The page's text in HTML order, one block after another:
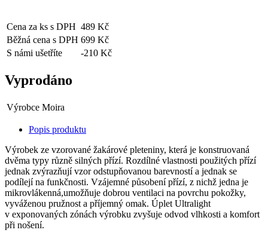
Cena za ks s DPH 489 Kč
Běžná cena s DPH 699 Kč
S námi ušetříte
-210 Kč
Vyprodáno
Výrobce Moira
Popis produktu
Výrobek ze vzorované žakárové pleteniny, která je konstruovaná
dvěma typy různě silných přízí. Rozdílné vlastnosti použitých přízí
jednak zvýrazňují vzor odstupňovanou barevností a jednak se
podílejí na funkčnosti. Vzájemné působení přízí, z nichž jedna je
mikrovlákenná,u­možňuje dobrou ventilaci na povrchu pokožky,
vyváženou pružnost a příjemný omak. Úplet Ultralight
v exponovaných zónách výrobku zvyšuje odvod vlhkosti a komfort
při nošení.